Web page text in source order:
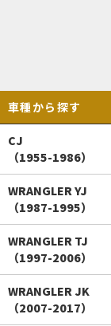
車種から探す
CJ
（1955-1986）
WRANGLER YJ
（1987-1995）
WRANGLER TJ
（1997-2006）
WRANGLER JK
（2007-2017）